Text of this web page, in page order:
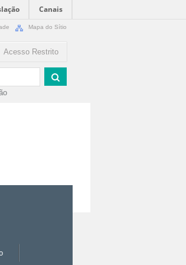
Canais
Mapa do Sítio
Acesso Restrito